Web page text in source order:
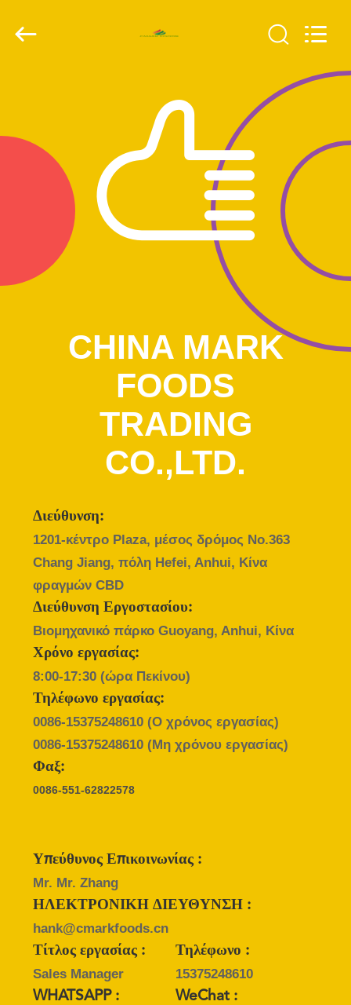
ΠΡΟΪΌΝΤΑ
ΣΧΕΤΙΚΆ
ΕΜΆΣ
ΕΡΓΟΣΤΆΣΙΟ
ΈΛΕΓΧΟΣ
ΠΟΙΌΤΗΤΑΣ
ΕΠΙΚΟΙΝΩΝΉΣΤΕ
ΜΑΖΊ
ΜΑΣ
ΕΙΔΉΣΕΙΣ
ΥΠΟΘΈΣΕΙΣ
ΖΗΤΉΣΤΕ
ΜΙΑ
ΠΡΟΣΦΟΡΆ
ΧΆΡΤΗΣ
ΠΟΛΙΤΙΚΉ
ΜΥΣΤΙΚΌΤΗΤΑΣ
TRADING
CO.,LTD..
CHINA MARK
FOODS
TRADING
CO.,LTD.
Διεύθυνση:
1201-κέντρο Plaza, μέσος δρόμος No.363
Chang Jiang, πόλη Hefei, Anhui, Κίνα
φραγμών CBD
Διεύθυνση Εργοστασίου:
Βιομηχανικό πάρκο Guoyang, Anhui, Κίνα
Χρόνο εργασίας:
8:00-17:30 (ώρα Πεκίνου)
Τηλέφωνο εργασίας:
0086-15375248610(Ο χρόνος εργασίας)
0086-15375248610(Μη χρόνου εργασίας)
Φαξ:
0086-551-62822578
Υπεύθυνος Επικοινωνίας :
Mr. Mr. Zhang
ΗΛΕΚΤΡΟΝΙΚΗ ΔΙΕΥΘΥΝΣΗ :
hank@cmarkfoods.cn
Τίτλος εργασίας :
Sales Manager
Τηλέφωνο :
15375248610
WHATSAPP :
WeChat :